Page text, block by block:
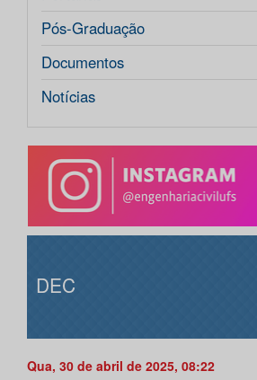
Pós-Graduação
Documentos
Notícias
DEC
Qua, 30 de abril de 2025, 08:22